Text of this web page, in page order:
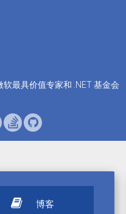
软最具价值专家和 .NET 基金会
博客